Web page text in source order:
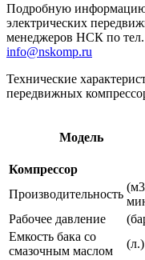
Подробную
электрических
менеджеров НСК по тел.
info@nskomp.ru
Технические
передвижных
Модель
Компрессор
Производительность
Рабочее давление
Емкость бака со
смазочным маслом
(л.)